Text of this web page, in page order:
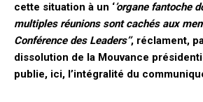
cette situation à un ‘’organe fantoche
multiples réunions sont cachés aux
Conférence des Leaders’’, réclament,
dissolution de la Mouvance
publie, ici, l’intégralité du